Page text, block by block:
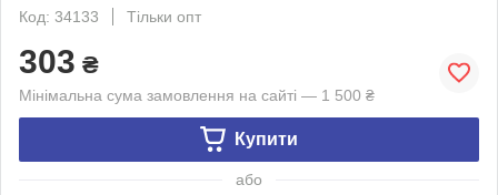
Код: 34133
Тільки опт
303 ₴
Мінімальна сума замовлення на сайті — 1 500 ₴
Купити
або